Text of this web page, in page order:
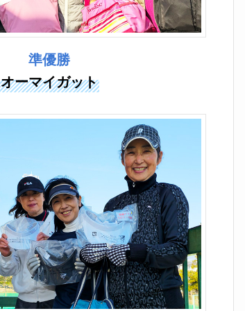
準優勝
オーマイガット